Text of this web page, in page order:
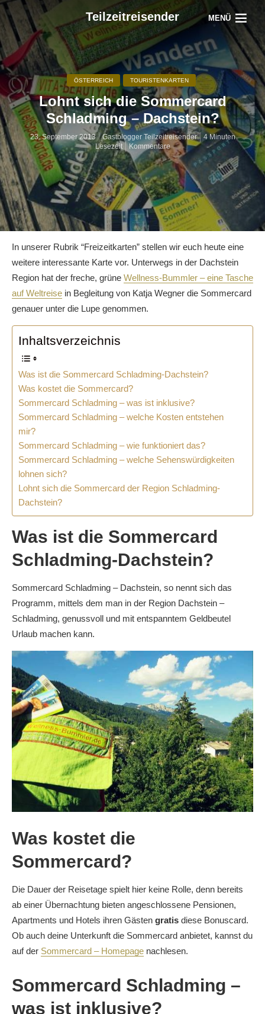
Teilzeitreisender MENÜ
ÖSTERREICH TOURISTENKARTEN
Lohnt sich die Sommercard
Schladming – Dachstein?
23. September 2013 Gastblogger Teilzeitreisender
4 Minuten
Lesezeit
Kommentare
In unserer Rubrik “Freizeitkarten” stellen wir euch heute eine
weitere interessante Karte vor. Unterwegs in der Dachstein
Region hat der freche, grüne Wellness-Bummler – eine Tasche
auf Weltreise in Begleitung von Katja Wegner die Sommercard
genauer unter die Lupe genommen.
Inhaltsverzeichnis
Was ist die Sommercard Schladming-Dachstein?
Was kostet die Sommercard?
Sommercard Schladming – was ist inklusive?
Sommercard Schladming – welche Kosten entstehen
mir?
Sommercard Schladming – wie funktioniert das?
Sommercard Schladming – welche Sehenswürdigkeiten
lohnen sich?
Lohnt sich die Sommercard der Region Schladming-
Dachstein?
Was ist die Sommercard
Schladming-Dachstein?
Sommercard Schladming – Dachstein, so nennt sich das
Programm, mittels dem man in der Region Dachstein –
Schladming, genussvoll und mit entspanntem Geldbeutel
Urlaub machen kann.
Was kostet die
Sommercard?
Die Dauer der Reisetage spielt hier keine Rolle, denn bereits
ab einer Übernachtung bieten angeschlossene Pensionen,
Apartments und Hotels ihren Gästen gratis diese Bonuscard.
Ob auch deine Unterkunft die Sommercard anbietet, kannst du
auf der Sommercard – Homepage nachlesen.
Sommercard Schladming –
was ist inklusive?